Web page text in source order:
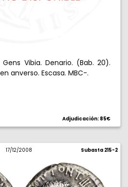
Vibia. Denario. (Bab. 20).
anverso. Escasa. MBC-.
Adjudicación: 85€
17/12/2008 Subasta 215-2